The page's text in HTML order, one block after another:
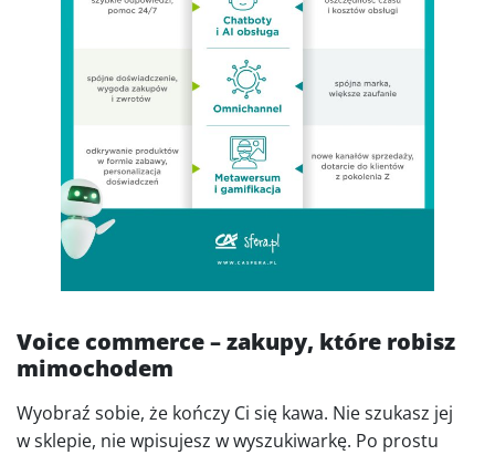
Voice commerce – zakupy, które robisz
mimochodem
Wyobraź sobie, że kończy Ci się kawa. Nie szukasz jej
w sklepie, nie wpisujesz w wyszukiwarkę. Po prostu